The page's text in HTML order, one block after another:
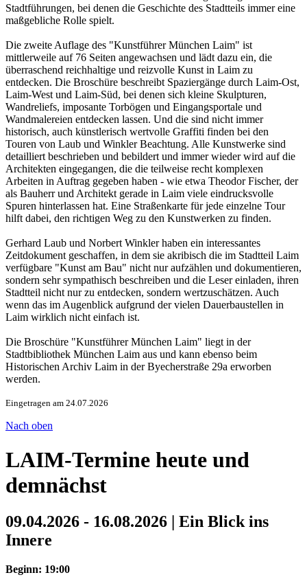
Stadtführungen, bei denen die Geschichte des Stadtteils immer eine
maßgebliche Rolle spielt.
Die zweite Auflage des "Kunstführer München Laim" ist
mittlerweile auf 76 Seiten angewachsen und lädt dazu ein, die
überraschend reichhaltige und reizvolle Kunst in Laim zu
entdecken. Die Broschüre beschreibt Spaziergänge durch Laim-Ost,
Laim-West und Laim-Süd, bei denen sich kleine Skulpturen,
Wandreliefs, imposante Torbögen und Eingangsportale und
Wandmalereien entdecken lassen. Und die sind nicht immer
historisch, auch künstlerisch wertvolle Graffiti finden bei den
Touren von Laub und Winkler Beachtung. Alle Kunstwerke sind
detailliert beschrieben und bebildert und immer wieder wird auf die
Architekten eingegangen, die die teilweise recht komplexen
Arbeiten in Auftrag gegeben haben - wie etwa Theodor Fischer, der
als Bauherr und Architekt gerade in Laim viele eindrucksvolle
Spuren hinterlassen hat. Eine Straßenkarte für jede einzelne Tour
hilft dabei, den richtigen Weg zu den Kunstwerken zu finden.
Gerhard Laub und Norbert Winkler haben ein interessantes
Zeitdokument geschaffen, in dem sie akribisch die im Stadtteil Laim
verfügbare "Kunst am Bau" nicht nur aufzählen und dokumentieren,
sondern sehr sympathisch beschreiben und die Leser einladen, ihren
Stadtteil nicht nur zu entdecken, sondern wertzuschätzen. Auch
wenn das im Augenblick aufgrund der vielen Dauerbaustellen in
Laim wirklich nicht einfach ist.
Die Broschüre "Kunstführer München Laim" liegt in der
Stadtbibliothek München Laim aus und kann ebenso beim
Historischen Archiv Laim in der Byecherstraße 29a erworben
werden.
Eingetragen am 24.07.2026
Nach oben
LAIM-Termine heute und
demnächst
09.04.2026 - 16.08.2026 | Ein Blick ins
Innere
Beginn: 19:00